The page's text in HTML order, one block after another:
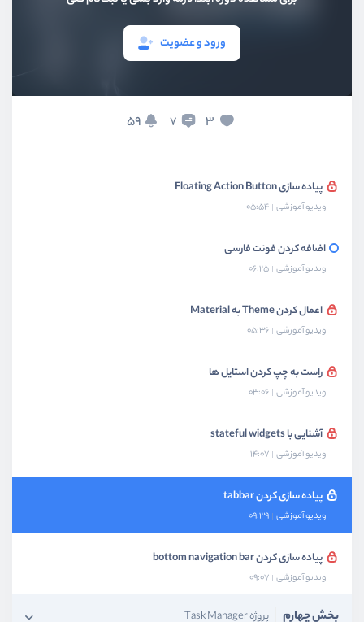
ورود و عضویت
3
7
59
پیاده سازی Floating Action Button
ویدیو آموزشی 05:54
اضافه کردن فونت فارسی
ویدیو آموزشی 06:25
اعمال کردن Theme به Material
ویدیو آموزشی 05:36
راست به چپ کردن استایل ها
ویدیو آموزشی 03:06
آشنایی با stateful widgets
ویدیو آموزشی 14:07
پیاده سازی کردن tabbar
ویدیو آموزشی 09:39
پیاده سازی کردن bottom navigation bar
ویدیو آموزشی 09:07
بخش چهارم پروژه Task Manager